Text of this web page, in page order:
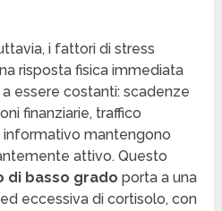
i fattori di stress
risposta fisica immediata
essere costanti: scadenze
finanziarie, traffico
mantengono
attivo. Questo
di basso grado porta a una
eccessiva di cortisolo, con